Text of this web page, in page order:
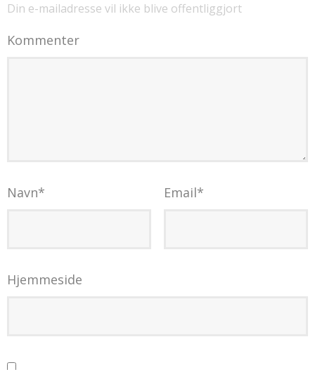
Din e-mailadresse vil ikke blive offentliggjort
Kommenter
Navn* Email*
Hjemmeside